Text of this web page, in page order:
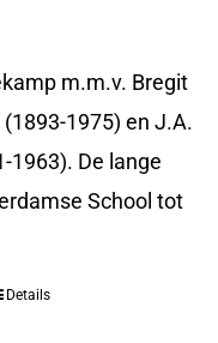
m.m.v. Bregit
1975) en J.A.
1963). De lange
School tot
Details